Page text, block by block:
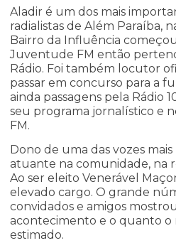
Aladir é um dos mais
radialistas de Além Paraíba,
Bairro da Influência
Juventude FM então
Rádio. Foi também locutor
passar em concurso para a
ainda passagens pela Rádio
seu programa jornalístico e
FM.
Dono de uma das vozes mais
atuante na comunidade, na
Ao ser eleito Venerável
elevado cargo. O grande
convidados e amigos
acontecimento e o quanto o
estimado.